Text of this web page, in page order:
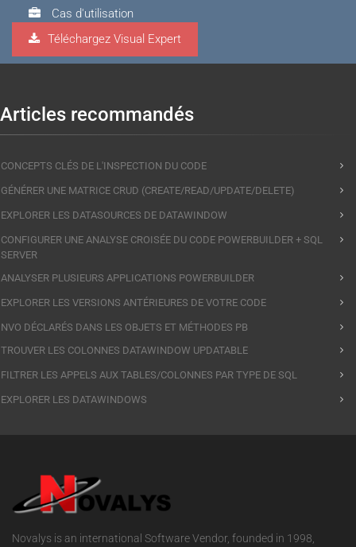
Cas d'utilisation
Visual Expert.AI
Téléchargez Visual Expert
Articles recommandés
CONCEPTS CLÉS DE L'INSPECTION DU CODE
GÉNÉRER UNE MATRICE CRUD (CREATE/READ/UPDATE/DELETE)
EXPLORER LES DATASOURCES DE DATAWINDOW
CONFIGURER UNE ANALYSE CROISÉE DU CODE POWERBUILDER + SQL
SERVER
ANALYSER PLUSIEURS APPLICATIONS POWERBUILDER
EXPLORER LES VERSIONS ANTÉRIEURES DE VOTRE CODE
NVO DÉCLARÉS DANS LES OBJETS ET MÉTHODES PB
TROUVER LES COLONNES DATAWINDOW UPDATABLE
FILTRER LES APPELS AUX TABLES/COLONNES PAR TYPE DE SQL
EXPLORER LES DATAWINDOWS
Novalys is an international Software Vendor, founded in 1998,